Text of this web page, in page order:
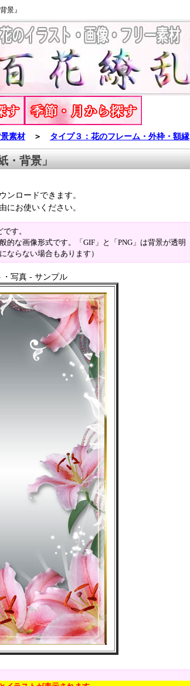
景』
素材＞ タイプ３：花のフレーム・外枠・額縁
・背景」
ンロードできます。
にお使いください。
す。
的な画像形式です。「GIF」と「PNG」は背景が透明
ならない場合もあります）
写真 - サンプル